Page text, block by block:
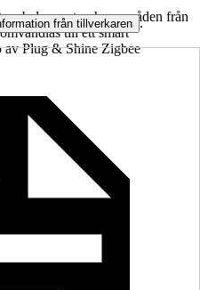
belyser utomhusområden från
till ett smart
av Plug & Shine Zigbee
från tillverkaren .